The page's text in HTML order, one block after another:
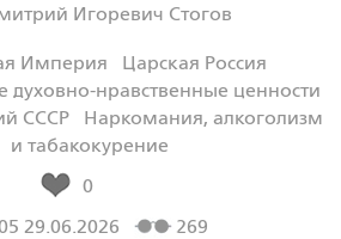
Игоревич Стогов
Империя
Царская Россия
духовно-нравственные ценности
СССР
Наркомания, алкоголизм
и табакокурение
0
29.06.2026
269